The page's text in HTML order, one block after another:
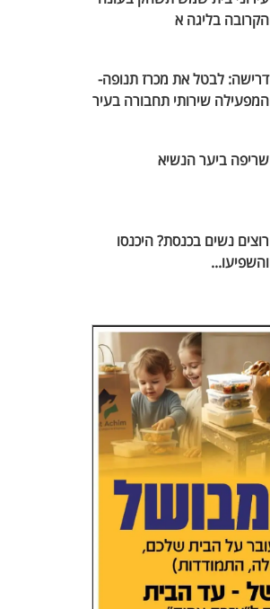
הקרובה בליגה א
דרישה: לבטל את מכרז תנופה-
המפעילה שירותי תחבורה בעיר
שריפה ביער הנשיא
רוצים נשים בכנסת? היכנסו
והשפיעו...